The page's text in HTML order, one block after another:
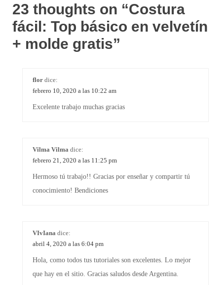
23 thoughts on “Costura
fácil: Top básico en velvetín
+ molde gratis”
flor dice:
febrero 10, 2020 a las 10:22 am
Excelente trabajo muchas gracias
Vilma Vilma dice:
febrero 21, 2020 a las 11:25 pm
Hermoso tú trabajo!! Gracias por enseñar y compartir tú
conocimiento! Bendiciones
VIvIana dice:
abril 4, 2020 a las 6:04 pm
Hola, como todos tus tutoriales son excelentes. Lo mejor
que hay en el sitio. Gracias saludos desde Argentina.